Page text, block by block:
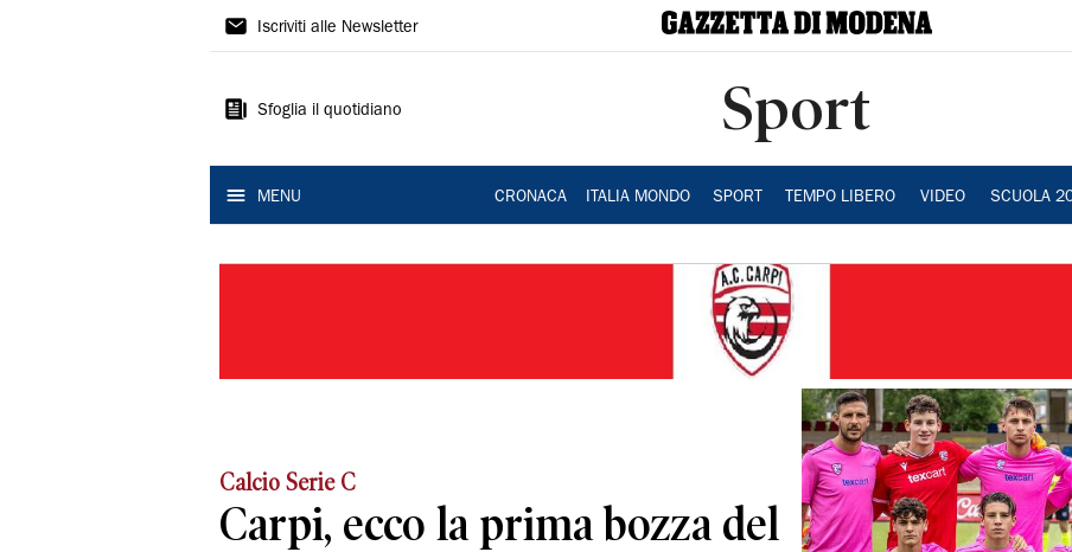
Gazzetta
Modena
Iscriviti alle Newsletter
Sfoglia il quotidiano Sport
MENU CRONACA ITALIA MONDO SPORT TEMPO LIBERO VIDEO SCUOLA
Calcio Serie C
Carpi, ecco la prima bozza del